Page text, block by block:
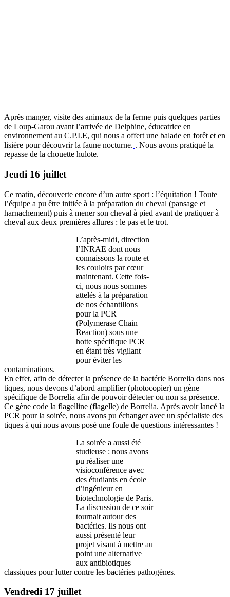
Après manger, visite des animaux de la ferme puis quelques parties
de Loup-Garou avant l’arrivée de Delphine, éducatrice en
environnement au C.P.I.E, qui nous a offert une balade en forêt et en
lisière pour découvrir la faune nocturne. . Nous avons pratiqué la
repasse de la chouette hulote.
Jeudi 16 juillet
Ce matin, découverte encore d’un autre sport : l’équitation ! Toute
l’équipe a pu être initiée à la préparation du cheval (pansage et
harnachement) puis à mener son cheval à pied avant de pratiquer à
cheval aux deux premières allures : le pas et le trot.
L’après-midi, direction
l’INRAE dont nous
connaissons la route et
les couloirs par cœur
maintenant. Cette fois-
ci, nous nous sommes
attelés à la préparation
de nos échantillons
pour la PCR
(Polymerase Chain
Reaction) sous une
hotte spécifique PCR
en étant très vigilant
pour éviter les
contaminations.
En effet, afin de détecter la présence de la bactérie Borrelia dans nos
tiques, nous devons d’abord amplifier (photocopier) un gène
spécifique de Borrelia afin de pouvoir détecter ou non sa présence.
Ce gène code la flagelline (flagelle) de Borrelia. Après avoir lancé la
PCR pour la soirée, nous avons pu échanger avec un spécialiste des
tiques à qui nous avons posé une foule de questions intéressantes !
La soirée a aussi été
studieuse : nous avons
pu réaliser une
visioconférence avec
des étudiants en école
d’ingénieur en
biotechnologie de Paris.
La discussion de ce soir
tournait autour des
bactéries. Ils nous ont
aussi présenté leur
projet visant à mettre au
point une alternative
aux antibiotiques
classiques pour lutter contre les bactéries pathogènes.
Vendredi 17 juillet